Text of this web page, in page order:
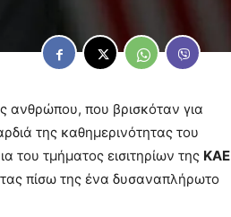
ανθρώπου, που βρισκόταν για
της καθημερινότητας του
του τμήματος εισιτηρίων της ΚΑΕ
πίσω της ένα δυσαναπλήρωτο